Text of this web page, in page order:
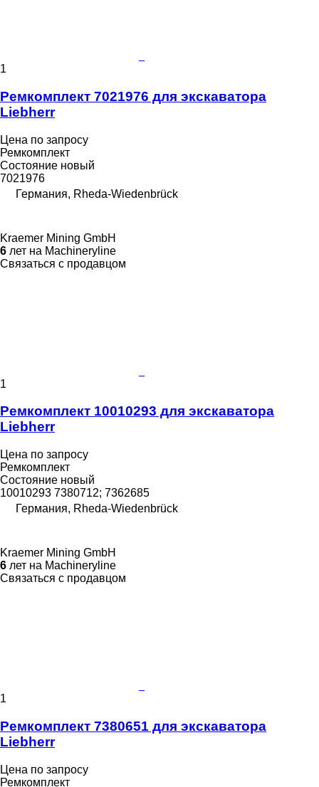
1
Ремкомплект 7021976 для экскаватора
Liebherr
Цена по запросу
Ремкомплект
Состояние новый
7021976
Германия, Rheda-Wiedenbrück
Kraemer Mining GmbH
6 лет на Machineryline
Связаться с продавцом
1
Ремкомплект 10010293 для экскаватора
Liebherr
Цена по запросу
Ремкомплект
Состояние новый
10010293 7380712; 7362685
Германия, Rheda-Wiedenbrück
Kraemer Mining GmbH
6 лет на Machineryline
Связаться с продавцом
1
Ремкомплект 7380651 для экскаватора
Liebherr
Цена по запросу
Ремкомплект